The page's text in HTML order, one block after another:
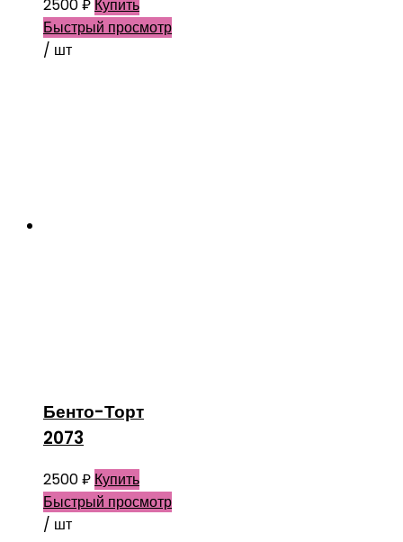
2500₽ Купить
Быстрый просмотр
/ шт
Бенто-Торт
2073
2500₽ Купить
Быстрый просмотр
/ шт